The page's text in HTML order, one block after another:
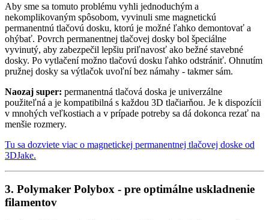
Aby sme sa tomuto problému vyhli jednoduchým a
nekomplikovaným spôsobom, vyvinuli sme magnetickú
permanentnú tlačovú dosku, ktorú je možné ľahko demontovať a
ohýbať. Povrch permanentnej tlačovej dosky bol špeciálne
vyvinutý, aby zabezpečil lepšiu priľnavosť ako bežné stavebné
dosky. Po vytlačení možno tlačovú dosku ľahko odstrániť. Ohnutím
pružnej dosky sa výtlačok uvoľní bez námahy - takmer sám.
Naozaj super: permanentná tlačová doska je univerzálne
použiteľná a je kompatibilná s každou 3D tlačiarňou. Je k dispozícii
v mnohých veľkostiach a v prípade potreby sa dá dokonca rezať na
menšie rozmery.
Tu sa dozviete viac o magnetickej permanentnej tlačovej doske od
3DJake.
3. Polymaker Polybox - pre optimálne uskladnenie
filamentov